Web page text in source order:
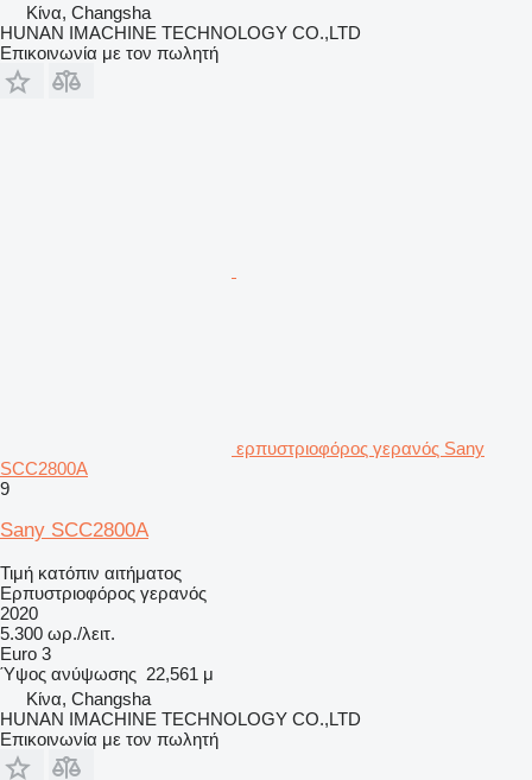
Κίνα, Changsha
HUNAN IMACHINE TECHNOLOGY CO.,LTD
Επικοινωνία με τον πωλητή
ερπυστριοφόρος γερανός Sany
SCC2800A
9
Sany SCC2800A
Τιμή κατόπιν αιτήματος
Ερπυστριοφόρος γερανός
2020
5.300 ωρ./λειτ.
Euro 3
Ύψος ανύψωσης 22,561 μ
Κίνα, Changsha
HUNAN IMACHINE TECHNOLOGY CO.,LTD
Επικοινωνία με τον πωλητή